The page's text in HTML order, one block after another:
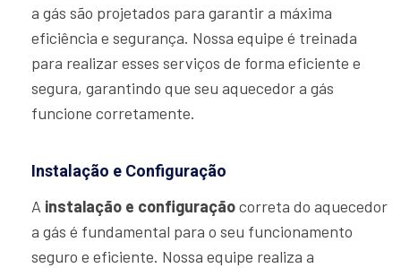
a gás são projetados para garantir a máxima
eficiência e segurança. Nossa equipe é treinada
para realizar esses serviços de forma eficiente e
segura, garantindo que seu aquecedor a gás
funcione corretamente.
Instalação e Configuração
A instalação e configuraçãocorreta do aquecedor
a gás é fundamental para o seu funcionamento
seguro e eficiente. Nossa equipe realiza a